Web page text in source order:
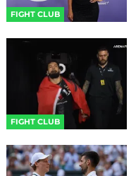
FIGHT CLUB
FIGHT CLUB